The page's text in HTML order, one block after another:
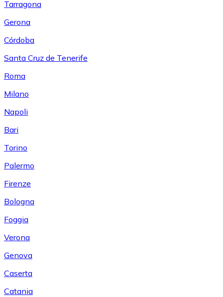
Tarragona
Gerona
Córdoba
Santa Cruz de Tenerife
Roma
Milano
Napoli
Bari
Torino
Palermo
Firenze
Bologna
Foggia
Verona
Genova
Caserta
Catania